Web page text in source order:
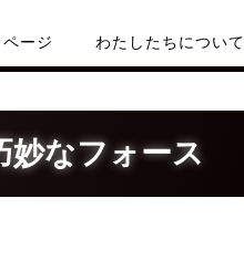
ージ わたしたちについて
なフォース